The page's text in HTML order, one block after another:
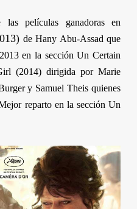
las películas ganadoras en
deHany Abu-Assad que
en la secciónUn Certain
(2014) dirigida porMarie
y Samuel Theis quienes
reparto en la secciónUn